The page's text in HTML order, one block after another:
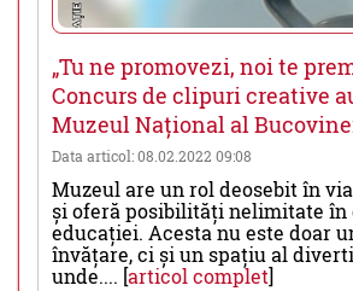
„Tu ne promovezi, noi te
Concurs de clipuri creative
Muzeul Național al
Data articol: 08.02.2022 09:08
Muzeul are un rol deosebit în
și oferă posibilități nelimitate în
educației. Acesta nu este doar
învățare, ci și un spațiu al
unde.... [articol complet]